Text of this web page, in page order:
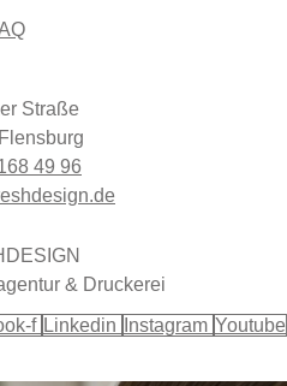
Straße
49 96
& Druckerei
f Linkedin Instagram Youtube